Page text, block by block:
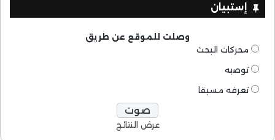
إستبيان
وصلت للموقع عن طريق
محركات البحث
توصيه
تعرفه مسبقا
عرض النتائج